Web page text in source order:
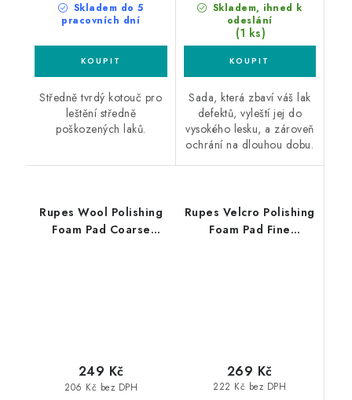
Skladem do 5
pracovních dní
Středně tvrdý kotouč pro
leštění středně
poškozených laků.
Skladem, ihned k
odeslání
(1 ks)
Sada, která zbaví váš lak
defektů, vyleští jej do
vysokého lesku, a zároveň
ochrání na dlouhou dobu.
Rupes Wool Polishing
Foam Pad Coarse
206 Kč bez DPH
249 Kč
Rupes Velcro Polishing
Foam Pad Fine
222 Kč bez DPH
269 Kč